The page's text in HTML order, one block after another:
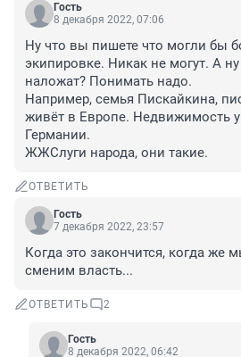
Гость
8 декабря 2022, 07:06
Ну что вы пишете что могли бы
экипировке. Никак не могут. А
наложат? Понимать надо.
Например, семья Пискайкина,
живёт в Европе. Недвижимость у
Германии.
ЖЖСлуги народа, они такие.
ОТВЕТИТЬ
Гость
7 декабря 2022, 23:57
Когда это закончится, когда же
сменим власть...
ОТВЕТИТЬ 2
Гость
8 декабря 2022, 06:42